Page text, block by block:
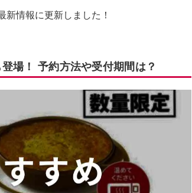
新情報に更新しました！
場！ 予約方法や受付期間は？